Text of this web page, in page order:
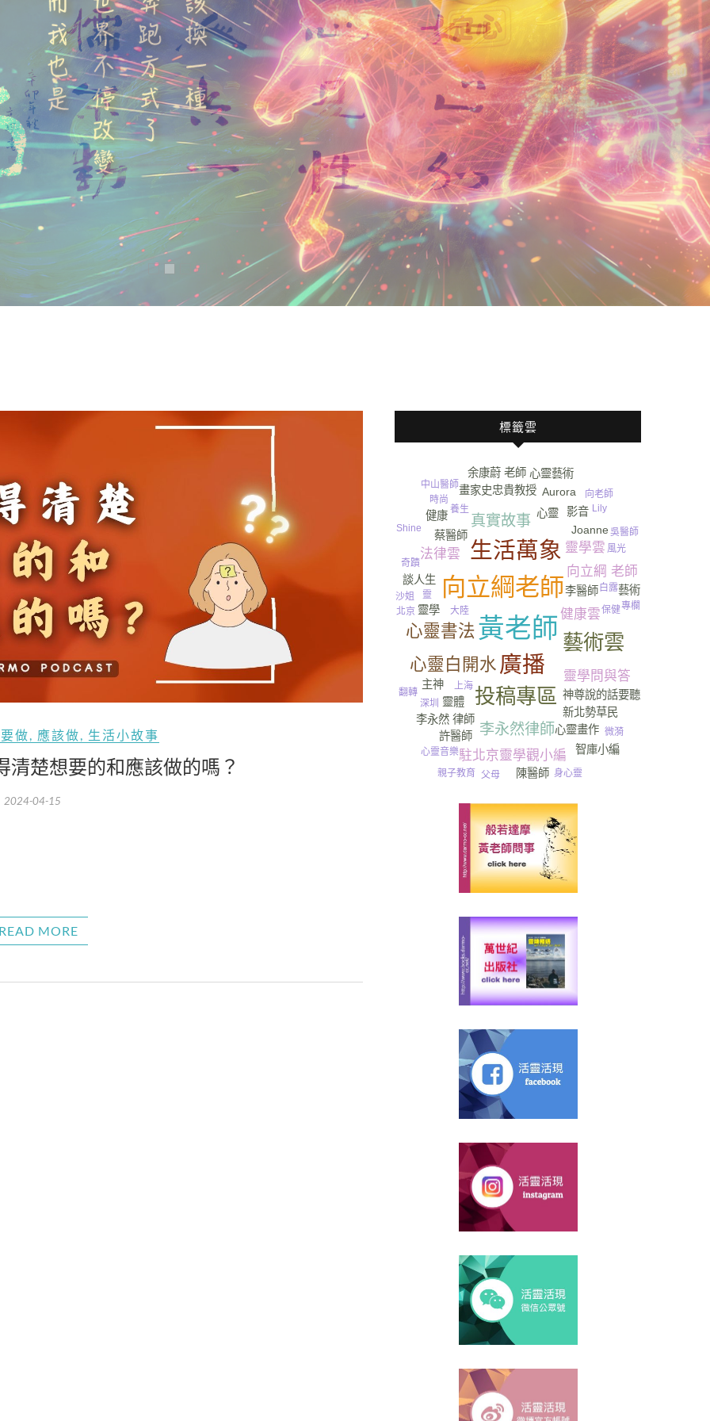
做, 應該做, 生活小故事
清楚想要的和應該做的嗎？
2024-04-15
MORE
標籤雲
黃老師
向立綱老師
廣播
生活萬象
投稿專區
藝術雲
心靈白開水
心靈書法
李永然律師
真實故事
健康雲
靈學問與答
駐北京靈學觀小編
靈學雲
向立綱 老師
法律雲
心靈
李醫師
靈體
畫家史忠貴教授
Joanne
新北勢草民
神尊說的話要聽
靈學
蔡醫師
心靈畫作
主神
李永然 律師
影音
談人生
Aurora
健康
陳醫師
余康蔚 老師
藝術
許醫師
智庫小編
心靈藝術
養生
保健
上海
Lily
白露
翻轉
沙姐
風光
吳醫師
父母
向老師
大陸
Shine
中山醫師
身心靈
微漪
時尚
心靈音樂
靈
北京
奇蹟
親子教育
專欄
深圳